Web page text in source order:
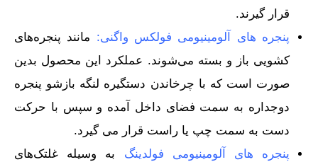
قرار گیرند.
پنجره های آلومینیومی فولکس واگنی: مانند پنجره‌های
کشویی باز و بسته می‌شوند. عملکرد این محصول بدین
صورت است که با چرخاندن دستگیره لنگه بازشو پنجره
دوجداره به سمت فضای داخل آمده و سپس با حرکت
دست به سمت چپ یا راست قرار می گیرد.
پنجره های آلومینیومی فولدینگ به وسیله غلتک‌های